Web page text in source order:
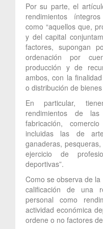
Por su parte, el
rendimientos
como “aquellos que,
y del capital
factores, supongan
ordenación por
producción y de
ambos, con la
o distribución de
En particular,
rendimientos de
fabricación,
incluidas las de
ganaderas,
ejercicio de
deportivas”.
Como se observa de
calificación de una
personal como
actividad económica
ordene o no factores